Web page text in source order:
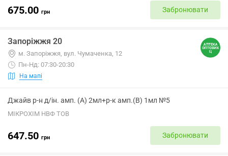
675.00 грн Забронювати
Запоріжжя 20
м. Запоріжжя, вул. Чумаченка, 12
Пн-Нд: 07:30-20:30
На мапі
Джайв р-н д/ін. амп. (А) 2мл+р-к амп.(В) 1мл №5
МІКРОХІМ НВФ ТОВ
647.50 грн Забронювати